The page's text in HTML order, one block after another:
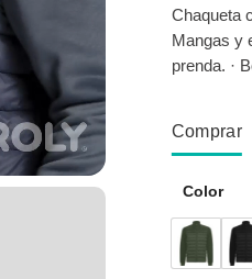
Chaqueta
Mangas y
prenda. ·
Comprar
Color